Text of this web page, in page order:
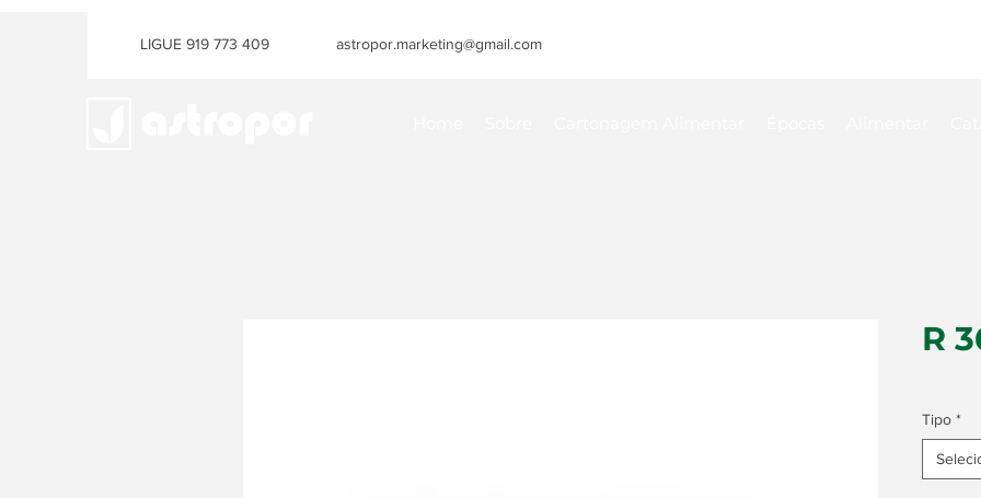
LIGUE 919 773 409 astropor.marketing@gmail.com
R
Tipo *